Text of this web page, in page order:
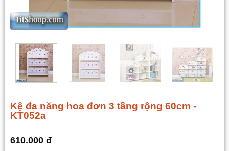
Kệ đa năng hoa đơn 3 tầng rộng 60cm -
KT052a
610.000 đ